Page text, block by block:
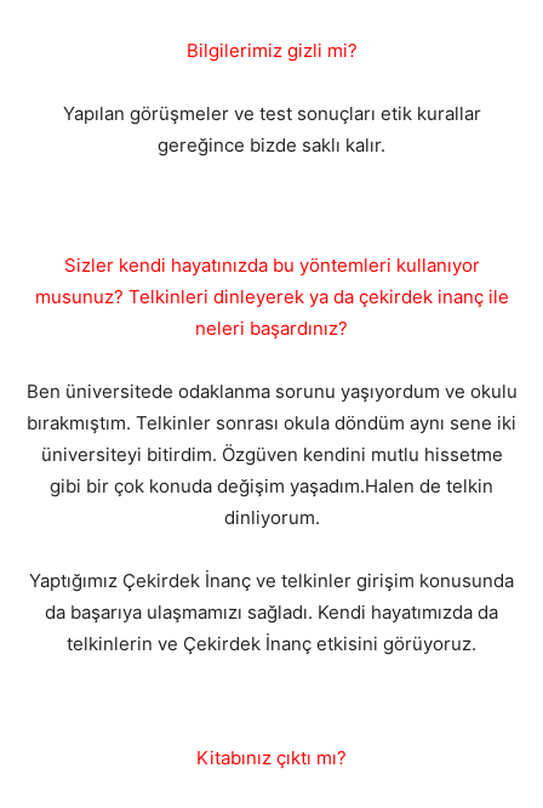
Bilgilerimiz gizli mi?
Yapılan görüşmeler ve test sonuçları etik kurallar
gereğince bizde saklı kalır.
Sizler kendi hayatınızda bu yöntemleri kullanıyor
musunuz? Telkinleri dinleyerek ya da çekirdek inanç ile
neleri başardınız?
Ben üniversitede odaklanma sorunu yaşıyordum ve okulu
bırakmıştım. Telkinler sonrası okula döndüm aynı sene iki
üniversiteyi bitirdim. Özgüven kendini mutlu hissetme
gibi bir çok konuda değişim yaşadım.Halen de telkin
dinliyorum.
Yaptığımız Çekirdek İnanç ve telkinler girişim konusunda
da başarıya ulaşmamızı sağladı. Kendi hayatımızda da
telkinlerin ve Çekirdek İnanç etkisini görüyoruz.
Kitabınız çıktı mı?